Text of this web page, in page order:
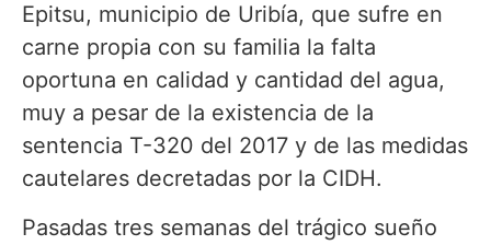
Epitsu, municipio de Uribía, que sufre en
carne propia con su familia la falta
oportuna en calidad y cantidad del agua,
muy a pesar de la existencia de la
sentencia T-320 del 2017 y de las medidas
cautelares decretadas por la CIDH.
Pasadas tres semanas del trágico sueño